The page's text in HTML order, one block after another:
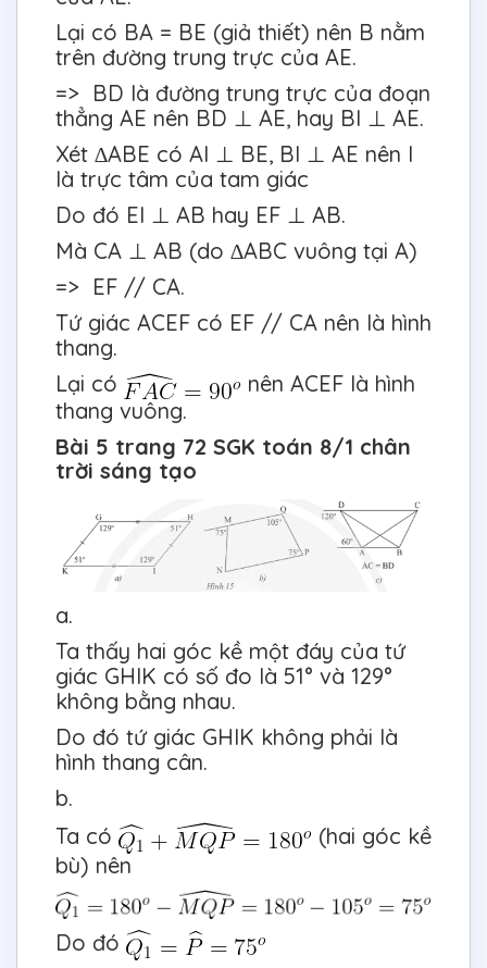
Lại có BA = BE (giả thiết) nên B nằm
trên đường trung trực của AE.
=> BD là đường trung trực của đoạn
thẳng AE nên BD ⊥ AE, hay BI ⊥ AE.
Xét ∆ABE có AI ⊥ BE, BI ⊥ AE nên I
là trực tâm của tam giác
Do đó EI ⊥ AB hay EF ⊥ AB.
Mà CA ⊥ AB (do ∆ABC vuông tại A)
=> EF // CA.
Tứ giác ACEF có EF // CA nên là hình
thang.
Lại có
nên ACEF là hình
thang vuông.
Bài 5 trang 72 SGK toán 8/1 chân
trời sáng tạo
a.
Ta thấy hai góc kề một đáy của tứ
giác GHIK có số đo là 51° và 129°
không bằng nhau.
Do đó tứ giác GHIK không phải là
hình thang cân.
b.
Ta có
(hai góc kề
bù) nên
Do đó